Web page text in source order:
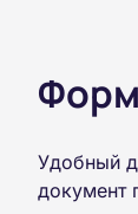
Удобный
документ